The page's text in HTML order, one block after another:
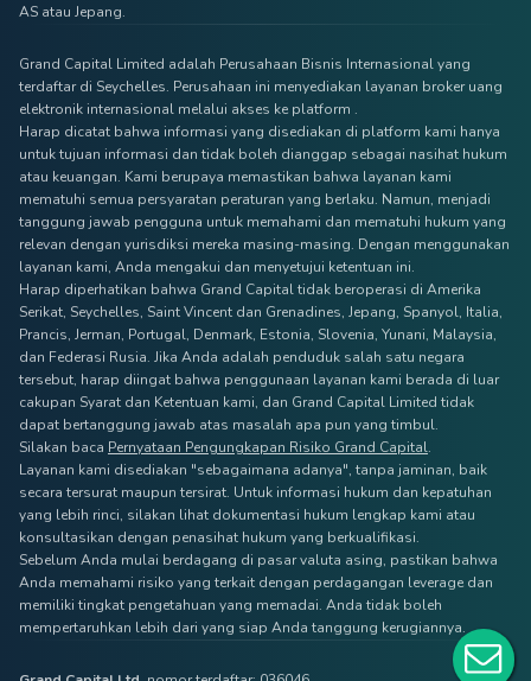
AS atau Jepang.
Grand Capital Limited adalah Perusahaan Bisnis Internasional yang
terdaftar di Seychelles. Perusahaan ini menyediakan layanan broker uang
elektronik internasional melalui akses ke platform .
Harap dicatat bahwa informasi yang disediakan di platform kami hanya
untuk tujuan informasi dan tidak boleh dianggap sebagai nasihat hukum
atau keuangan. Kami berupaya memastikan bahwa layanan kami
mematuhi semua persyaratan peraturan yang berlaku. Namun, menjadi
tanggung jawab pengguna untuk memahami dan mematuhi hukum yang
relevan dengan yurisdiksi mereka masing-masing. Dengan menggunakan
layanan kami, Anda mengakui dan menyetujui ketentuan ini.
Harap diperhatikan bahwa Grand Capital tidak beroperasi di Amerika
Serikat, Seychelles, Saint Vincent dan Grenadines, Jepang, Spanyol, Italia,
Prancis, Jerman, Portugal, Denmark, Estonia, Slovenia, Yunani, Malaysia,
dan Federasi Rusia. Jika Anda adalah penduduk salah satu negara
tersebut, harap diingat bahwa penggunaan layanan kami berada di luar
cakupan Syarat dan Ketentuan kami, dan Grand Capital Limited tidak
dapat bertanggung jawab atas masalah apa pun yang timbul.
Silakan baca Pernyataan Pengungkapan Risiko Grand Capital.
Layanan kami disediakan "sebagaimana adanya", tanpa jaminan, baik
secara tersurat maupun tersirat. Untuk informasi hukum dan kepatuhan
yang lebih rinci, silakan lihat dokumentasi hukum lengkap kami atau
konsultasikan dengan penasihat hukum yang berkualifikasi.
Sebelum Anda mulai berdagang di pasar valuta asing, pastikan bahwa
Anda memahami risiko yang terkait dengan perdagangan leverage dan
memiliki tingkat pengetahuan yang memadai. Anda tidak boleh
mempertaruhkan lebih dari yang siap Anda tanggung kerugiannya.